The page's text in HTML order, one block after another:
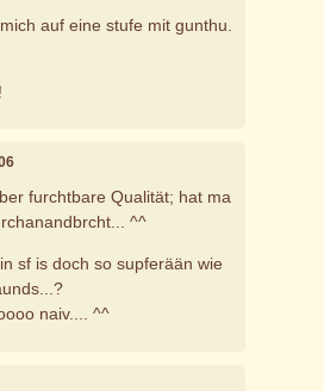
auf eine stufe mit gunthu.
furchtbare Qualität; hat ma
^^
sf is doch so supferään wie
naiv.... ^^